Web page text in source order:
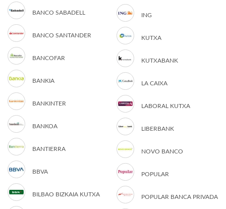
BANCO SABADELL
BANCO SANTANDER
BANCOFAR
BANKIA
BANKINTER
BANKOA
BANTIERRA
BBVA
BILBAO BIZKAIA KUTXA
ING
KUTXA
KUTXABANK
LA CAIXA
LABORAL KUTXA
LIBERBANK
NOVO BANCO
POPULAR
POPULAR BANCA PRIVADA